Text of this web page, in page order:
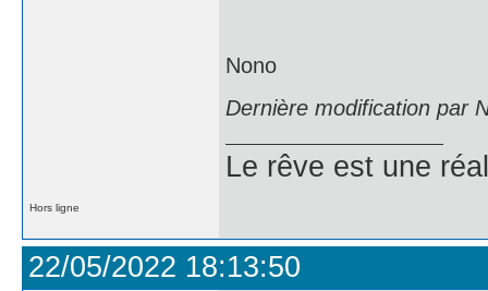
Nono
Dernière modification par
Le rêve est une
Hors ligne
22/05/2022 18:13:50